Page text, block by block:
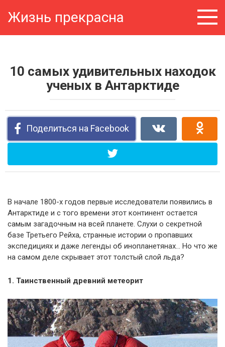
Жизнь прекрасна
10 самых удивительных находок
ученых в Антарктиде
Поделиться на Facebook
В начале 1800-х годов первые исследователи появились в
Антарктиде и с того времени этот континент остается
самым загадочным на всей планете. Слухи о секретной
базе Третьего Рейха, странные истории о пропавших
экспедициях и даже легенды об инопланетянах… Но что же
на самом деле скрывает этот толстый слой льда?
1. Таинственный древний метеорит